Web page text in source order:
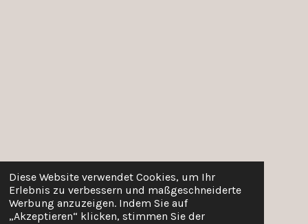
Diese Website verwendet Cookies, um Ihr
Erlebnis zu verbessern und maßgeschneiderte
Werbung anzuzeigen. Indem Sie auf
„Akzeptieren“ klicken, stimmen Sie der